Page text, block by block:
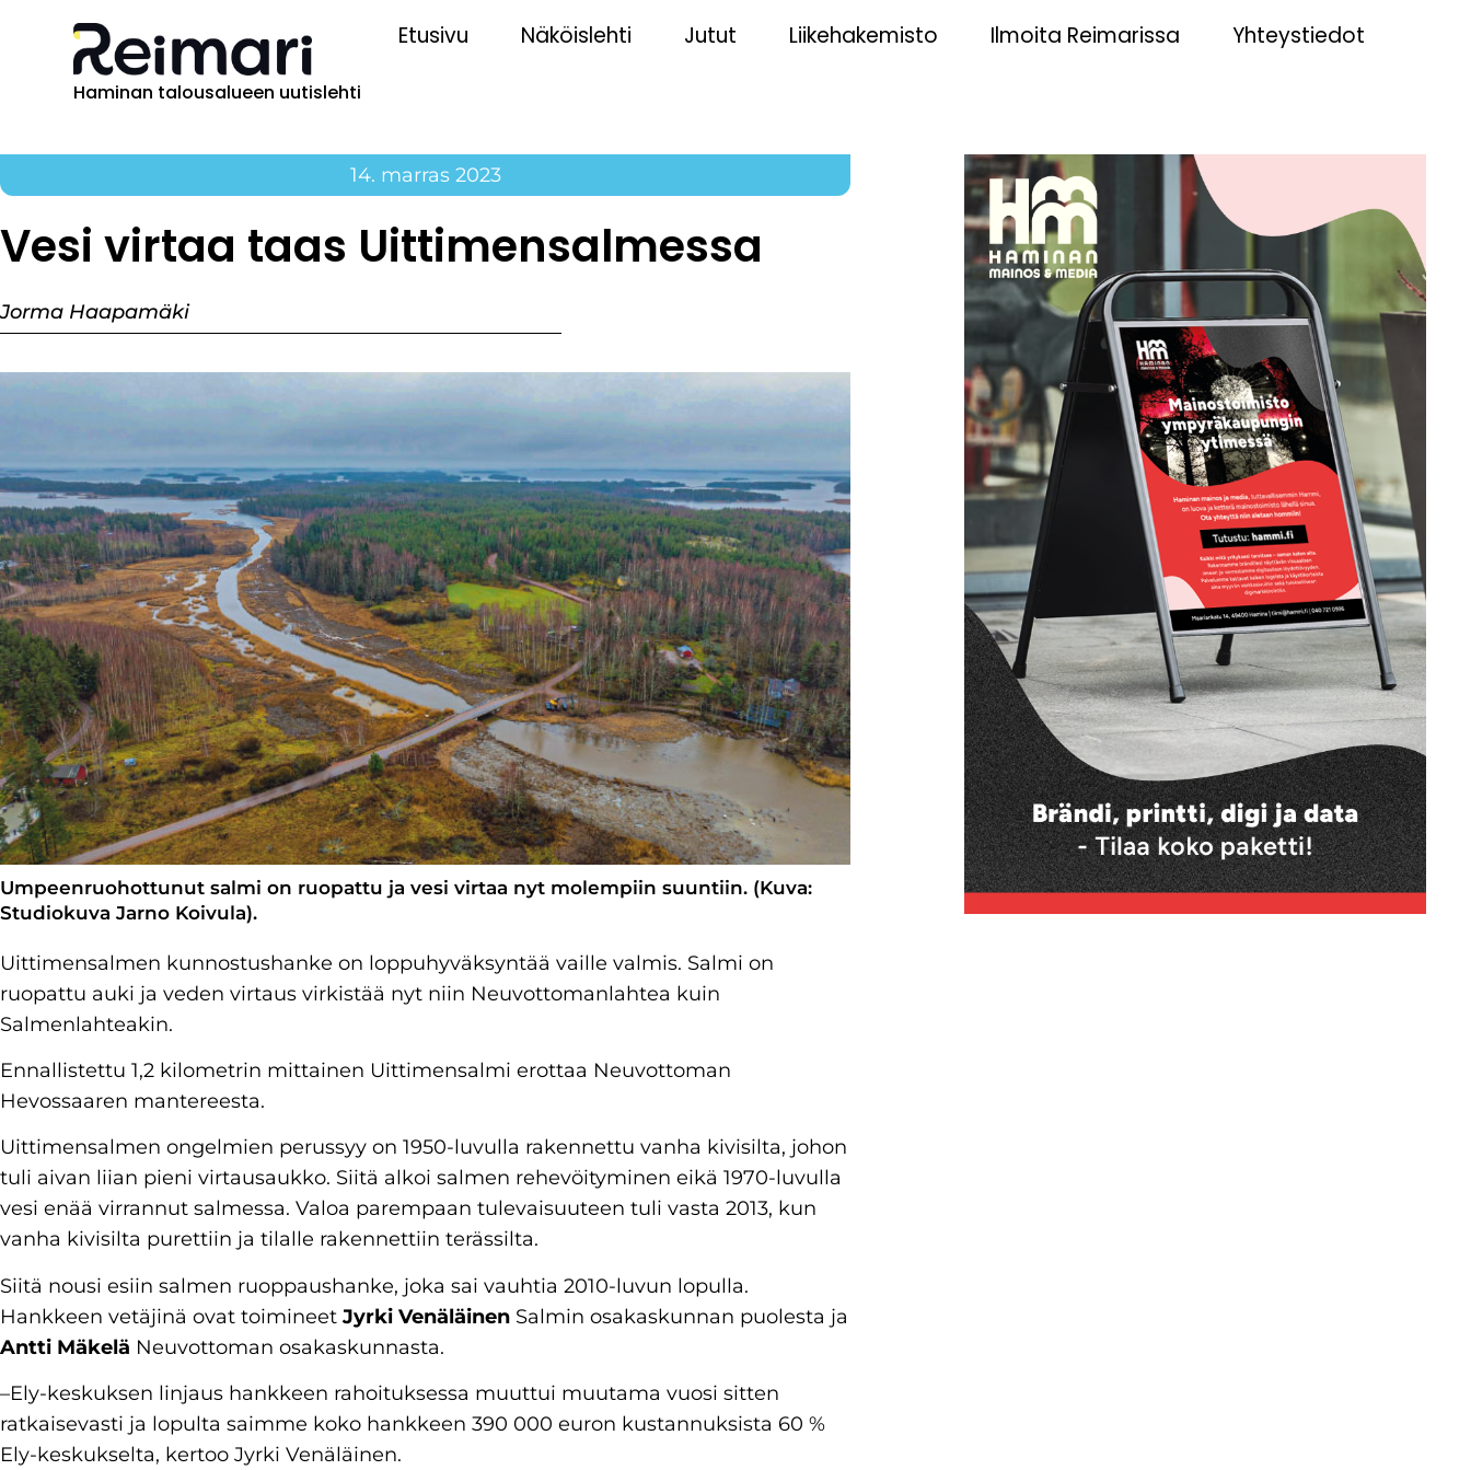
Haminan talousalueen uutislehti
Etusivu Näköislehti Jutut Liikehakemisto Ilmoita Reimarissa Yhteystiedot
14. marras 2023
Vesi virtaa taas Uittimensalmessa
Jorma Haapamäki
Umpeenruohottunut salmi on ruopattu ja vesi virtaa nyt molempiin suuntiin. (Kuva:
Studiokuva Jarno Koivula).
Uittimensalmen kunnostushanke on loppuhyväksyntää vaille valmis. Salmi on
ruopattu auki ja veden virtaus virkistää nyt niin Neuvottomanlahtea kuin
Salmenlahteakin.
Ennallistettu 1,2 kilometrin mittainen Uittimensalmi erottaa Neuvottoman
Hevossaaren mantereesta.
Uittimensalmen ongelmien perussyy on 1950-luvulla rakennettu vanha kivisilta, johon
tuli aivan liian pieni virtausaukko. Siitä alkoi salmen rehevöityminen eikä 1970-luvulla
vesi enää virrannut salmessa. Valoa parempaan tulevaisuuteen tuli vasta 2013, kun
vanha kivisilta purettiin ja tilalle rakennettiin terässilta.
Siitä nousi esiin salmen ruoppaushanke, joka sai vauhtia 2010-luvun lopulla.
Hankkeen vetäjinä ovat toimineetJyrki Venäläinen Salmin osakaskunnan puolesta ja
Antti Mäkelä Neuvottoman osakaskunnasta.
–Ely-keskuksen linjaus hankkeen rahoituksessa muuttui muutama vuosi sitten
ratkaisevasti ja lopulta saimme koko hankkeen 390 000 euron kustannuksista 60 %
Ely-keskukselta, kertoo Jyrki Venäläinen.